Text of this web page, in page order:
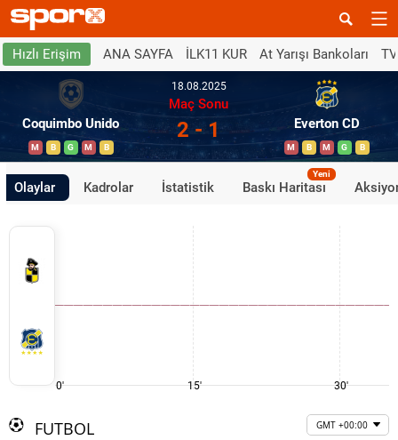
Hızlı Erişim ANA SAYFA İLK11 KUR At Yarışı Bankoları
Coquimbo Unido
M B G M B
18.08.2025
Maç Sonu
2 - 1 Everton CD
M B M G B
Olaylar Kadrolar İstatistik Baskı Haritası
Yeni
0' 15' 30'
FUTBOL GMT +00:00